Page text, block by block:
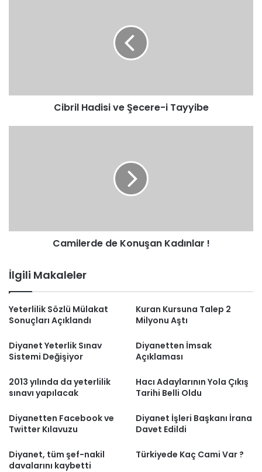
Cibril Hadisi ve Şecere-i Tayyibe
Camilerde de Konuşan Kadınlar !
İlgili Makaleler
Yeterlilik Sözlü Mülakat
Sonuçları Açıklandı
Kuran Kursuna Talep 2
Milyonu Aştı
Diyanet Yeterlik Sınav
Sistemi Değişiyor
Diyanetten İmsak
Açıklaması
2013 yılında da yeterlilik
sınavı yapılacak
Hacı Adaylarının Yola Çıkış
Tarihi Belli Oldu
Diyanetten Facebook ve
Twitter Kılavuzu
Diyanet İşleri Başkanı İrana
Davet Edildi
Diyanet, tüm şef-nakil
davalarını kaybetti
Türkiyede Kaç Cami Var ?